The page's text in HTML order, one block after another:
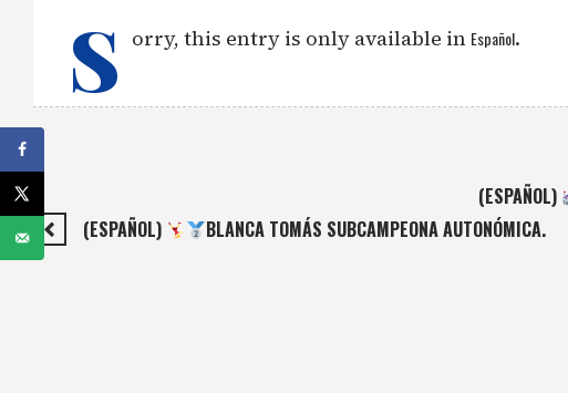
S orry, this entry is only available in Español.
(ESPAÑOL)
(ESPAÑOL)
BLANCA TOMÁS SUBCAMPEONA AUTONÓMICA.